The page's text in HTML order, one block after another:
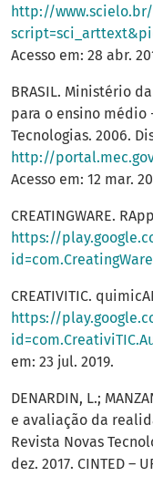
http://
Acesso em: 28 abr.
BRASIL. Ministério
para o ensino médio
Tecnologias. 2006.
http://portal.mec.gov.br/
Acesso em: 12 mar.
CREATINGWARE.
https://
CREATIVITIC.
https://
em: 23 jul. 2019.
DENARDIN, L.;
e avaliação da
Revista Novas
dez. 2017. CINTED –